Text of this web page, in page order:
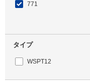
771
タイプ
WSPT12